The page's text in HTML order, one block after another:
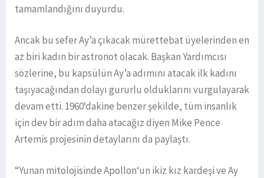
tamamlandığını duyurdu.
Ancak bu sefer Ay’a çıkacak mürettebat üyelerinden en
az biri kadın bir astronot olacak. Başkan Yardımcısı
sözlerine, bu kapsülün Ay’a adımını atacak ilk kadını
taşıyacağından dolayı gururlu olduklarını vurgulayarak
devam etti. 1960‘dakine benzer şekilde, tüm insanlık
için dev bir adım daha atacağız diyen Mike Pence
Artemis projesinin detaylarını da paylaştı.
“Yunan mitolojisinde Apollon‘un ikiz kız kardeşi ve Ay